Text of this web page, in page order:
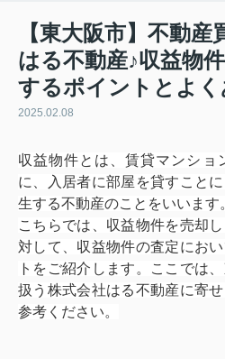
【東大阪市】不動
はる不動産♪収益物
するポイントとよく
2025.02.08
収益物件とは、賃貸マンショ
に、入居者に部屋を貸すこと
生する不動産のことをいいます
こちらでは、収益物件を売却
対して、収益物件の査定にお
トをご紹介します。ここでは
扱う株式会社はる不動産に寄
参考ください。